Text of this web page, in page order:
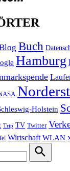
Buch
Hamburg
Holstein
Trip TV Twitter
Wirtschaft WLAN
Search